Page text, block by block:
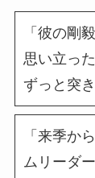
「彼の剛
思い立っ
ずっと突
「来季か
ムリーダ